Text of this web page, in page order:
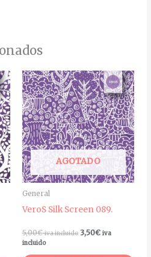
AGOTADO
General
VeroS Silk Screen 089.
5,00€ iva incluido 3,50€ iva
incluido